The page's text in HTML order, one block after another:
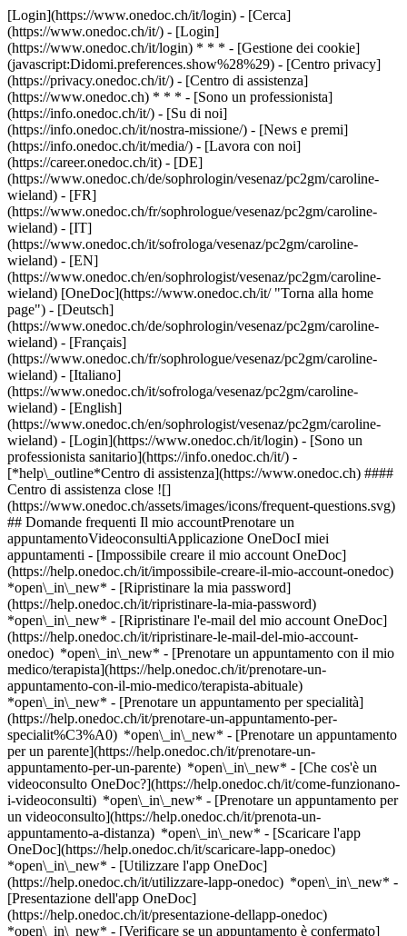
[Login](https://www.onedoc.ch/it/login) - [Cerca]
(https://www.onedoc.ch/it/) - [Login]
(https://www.onedoc.ch/it/login) * * * - [Gestione dei cookie]
(javascript:Didomi.preferences.show%28%29) - [Centro privacy]
(https://privacy.onedoc.ch/it/) - [Centro di assistenza]
(https://www.onedoc.ch) * * * - [Sono un professionista]
(https://info.onedoc.ch/it/) - [Su di noi]
(https://info.onedoc.ch/it/nostra-missione/) - [News e premi]
(https://info.onedoc.ch/it/media/) - [Lavora con noi]
(https://career.onedoc.ch/it) - [DE]
(https://www.onedoc.ch/de/sophrologin/vesenaz/pc2gm/caroline-
wieland) - [FR]
(https://www.onedoc.ch/fr/sophrologue/vesenaz/pc2gm/caroline-
wieland) - [IT]
(https://www.onedoc.ch/it/sofrologa/vesenaz/pc2gm/caroline-
wieland) - [EN]
(https://www.onedoc.ch/en/sophrologist/vesenaz/pc2gm/caroline-
wieland) [OneDoc](https://www.onedoc.ch/it/ "Torna alla home
page") - [Deutsch]
(https://www.onedoc.ch/de/sophrologin/vesenaz/pc2gm/caroline-
wieland) - [Français]
(https://www.onedoc.ch/fr/sophrologue/vesenaz/pc2gm/caroline-
wieland) - [Italiano]
(https://www.onedoc.ch/it/sofrologa/vesenaz/pc2gm/caroline-
wieland) - [English]
(https://www.onedoc.ch/en/sophrologist/vesenaz/pc2gm/caroline-
wieland) - [Login](https://www.onedoc.ch/it/login) - [Sono un
professionista sanitario](https://info.onedoc.ch/it/) -
[*help\_outline*Centro di assistenza](https://www.onedoc.ch) ####
Centro di assistenza close ![]
(https://www.onedoc.ch/assets/images/icons/frequent-questions.svg)
## Domande frequenti Il mio accountPrenotare un
appuntamentoVideoconsultiApplicazione OneDocI miei
appuntamenti - [Impossibile creare il mio account OneDoc]
(https://help.onedoc.ch/it/impossibile-creare-il-mio-account-onedoc)
*open\_in\_new* - [Ripristinare la mia password]
(https://help.onedoc.ch/it/ripristinare-la-mia-password)
*open\_in\_new* - [Ripristinare l'e-mail del mio account OneDoc]
(https://help.onedoc.ch/it/ripristinare-le-mail-del-mio-account-
onedoc) *open\_in\_new* - [Prenotare un appuntamento con il mio
medico/terapista](https://help.onedoc.ch/it/prenotare-un-
appuntamento-con-il-mio-medico/terapista-abituale)
*open\_in\_new* - [Prenotare un appuntamento per specialità]
(https://help.onedoc.ch/it/prenotare-un-appuntamento-per-
specialit%C3%A0) *open\_in\_new* - [Prenotare un appuntamento
per un parente](https://help.onedoc.ch/it/prenotare-un-
appuntamento-per-un-parente) *open\_in\_new* - [Che cos'è un
videoconsulto OneDoc?](https://help.onedoc.ch/it/come-funzionano-
i-videoconsulti) *open\_in\_new* - [Prenotare un appuntamento per
un videoconsulto](https://help.onedoc.ch/it/prenota-un-
appuntamento-a-distanza) *open\_in\_new* - [Scaricare l'app
OneDoc](https://help.onedoc.ch/it/scaricare-lapp-onedoc)
*open\_in\_new* - [Utilizzare l'app OneDoc]
(https://help.onedoc.ch/it/utilizzare-lapp-onedoc) *open\_in\_new* -
[Presentazione dell'app OneDoc]
(https://help.onedoc.ch/it/presentazione-dellapp-onedoc)
*open\_in\_new* - [Verificare se un appuntamento è confermato]